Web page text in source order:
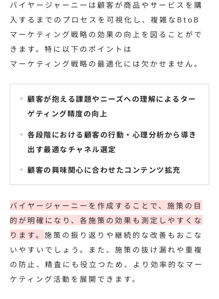
バイヤージャーニーは顧客が商品やサービスを購
入するまでのプロセスを可視化し、複雑なBtoB
マーケティング戦略の効果の向上を図ることがで
きます。特に以下のポイントは
マーケティング戦略の最適化には欠かせません。
顧客が抱える課題やニーズへの理解によるター
ゲティング精度の向上
各段階における顧客の行動・心理分析から導き
出す最適なチャネル選定
顧客の興味関心に合わせたコンテンツ拡充
バイヤージャーニーを作成することで、施策の目
的が明確になり、各施策の効果も測定しやすくな
ります。 施策の振り返りや継続的な改善もおこな
いやすいでしょう。また、施策の抜け漏れや重複
の防止、精査にも役立つため、より効率的なマー
ケティング活動を展開できます。